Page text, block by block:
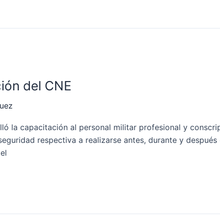
del CNE
la capacitación al personal militar profesional y
respectiva a realizarse antes, durante y